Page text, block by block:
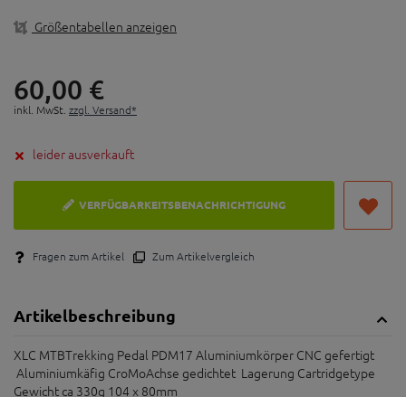
Größentabellen anzeigen
60,00 €
inkl. MwSt. zzgl. Versand*
leider ausverkauft
VERFÜGBARKEITSBENACHRICHTIGUNG
Fragen zum Artikel Zum Artikelvergleich
Artikelbeschreibung
XLC MTBTrekking Pedal PDM17 Aluminiumkörper CNC gefertigt
Aluminiumkäfig CroMoAchse gedichtet Lagerung Cartridgetype
Gewicht ca 330g 104 x 80mm